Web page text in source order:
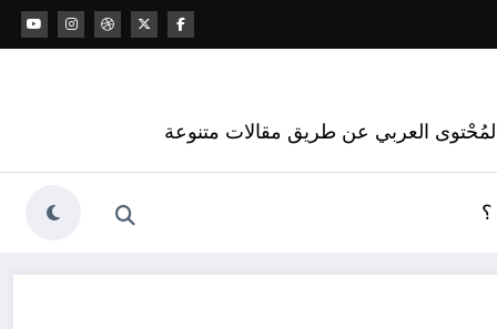
العربي عن طريق مقالات متنوعة